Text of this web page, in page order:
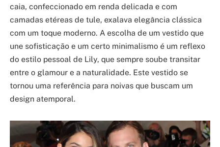
caia, confeccionado em renda delicada e com
camadas etéreas de tule, exalava elegância clássica
com um toque moderno. A escolha de um vestido que
une sofisticação e um certo minimalismo é um reflexo
do estilo pessoal de Lily, que sempre soube transitar
entre o glamour e a naturalidade. Este vestido se
tornou uma referência para noivas que buscam um
design atemporal.